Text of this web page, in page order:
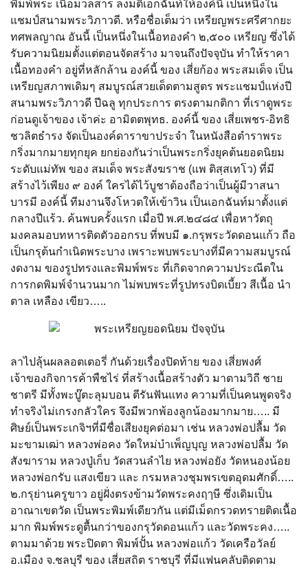
พิมพ์พระ เนื้อมวลสาร ลงมติเอกฉันท์ให้องค์นี้ เป็นหนึ่งใน
แชมป์สนามพระวิภาวดี. หรือชื่อเต็มว่า เหรียญพระศรีศากยะ
ทศพลญาณ อันนี้ เป็นหนึ่งในเนื้อทองคำ ๒,๕๐๐ เหรียญ ซึ่งได้
รับความนิยมตั้งแต่ตอนจัดสร้าง มาจนถึงปัจจุบัน ทำให้ราคา
เนื้อทองคำ อยู่ที่หลักล้าน องค์นี้ ของ เสี่ยก้อง พระสมเด็จ เป็น
เหรียญสภาพเดิมๆ สมบูรณ์สวยเด็ดตามสูตร พระแชมป์แห่งปี
สนามพระวิภาวดี ปีฉลู ทุกประการ ตรงตามกติกา ที่เราดูพระ
ก่อนดูเจ้าของ เจ้าค่ะ อามิตตพุทธ. องค์นี้ ของ เสี่ยเพชร-อิทธิ
ชวลิตธำรง จัดเป็นองค์ดาราขาประจำ ในหนังสือตำราพระ
กริ่งมากมายทุกยุค ยกย่องกันว่าเป็นพระกริ่งยุคต้นยอดนิยม
ระดับแม่ทัพ ของ สมเด็จ พระสังฆราช (แพ ติสฺสเทโว) ที่มี
สร้างไว้เพียง ๙ องค์ ใครได้ไว้บูชาต้องถือว่าเป็นผู้มีวาสนา
บารมี องค์นี้ ทีมงานจึงโหวตให้เข้าวิน เป็นเอกฉันท์มาตั้งแต่
กลางปีแร้ว. ค้นพบครั้งแรก เมื่อปี พ.ศ.๒๔๘๔ เพื่อหาวัตถุ
มงคลมอบทหารติดตัวออกรบ ที่พบมี ๑.กรุพระวัดดอนแก้ว ถือ
เป็นกรุต้นกำเนิดพระบาง เพราะพบพระบางที่มีความสมบูรณ์
งดงาม ของรูปทรงและพิมพ์พระ ที่เกิดจากความประณีตใน
การกดพิมพ์จำนวนมาก ไม่พบพระที่รูปทรงบิดเบี้ยว สีเนื้อ นำ
ตาล เหลือง เขียว…..
ลาไปลุ้นผลลอตเตอรี่ กันด้วยเรื่องปิดท้าย ของ เสี่ยพงศ์
เจ้าของกิจการค้าพืชไร่ ที่สร้างเนื้อสร้างตัว มาตามวิถี ชาย
ชาตรี มีทั้งพะบู๊ตะลุมบอน ตีรันฟันแทง ความที่เป็นคนพูดจริง
ทำจริงไม่เกรงกลัวใคร จึงมีพวกพ้องลูกน้องมากมาย….. มี
ศิษย์เป็นพระเกจิฯที่มีชื่อเสียงยุคต่อมา เช่น หลวงพ่อปลื้ม วัด
มะขามเฒ่า หลวงพ่อคง วัดใหม่บำเพ็ญบุญ หลวงพ่อปลื้ม วัด
สังฆาราม หลวงปู่เก็บ วัดสวนลำไย หลวงพ่อยัง วัดหนองน้อย
หลวงพ่อกรับ แสงเขียว และ กรมหลวงชุมพรเขตอุดมศักดิ์…..
๒.กรุย่านครูขาว อยู่ฝั่งตรงข้ามวัดพระคงฤๅษี ซึ่งเดิมเป็น
อาณาเขตวัด เป็นพระพิมพ์เดียวกัน แต่มีเม็ดกรวดทรายติดเนื้อ
มาก พิมพ์พระดูตื้นกว่าของกรุวัดดอนแก้ว และวัดพระคง…..
ตามมาด้วย พระปิดตา พิมพ์ปั้น หลวงพ่อแก้ว วัดเครือวัลย์
อ.เมือง จ.ชลบุรี ของ เสี่ยสถิต ราชบุรี ที่มีแฟนคลับติดตาม